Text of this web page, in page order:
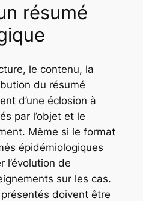
résumé
le contenu, la
du résumé
d’une éclosion à
par l’objet et le
Même si le format
épidémiologiques
l’évolution de
sur les cas.
doivent être